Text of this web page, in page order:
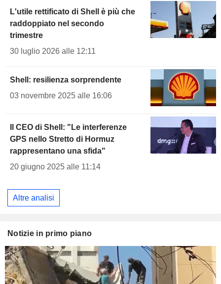
L'utile rettificato di Shell è più che
raddoppiato nel secondo
trimestre
30 luglio 2026 alle 12:11
Shell: resilienza sorprendente
03 novembre 2025 alle 16:06
Il CEO di Shell: "Le interferenze
GPS nello Stretto di Hormuz
rappresentano una sfida"
20 giugno 2025 alle 11:14
Altre analisi
Notizie in primo piano